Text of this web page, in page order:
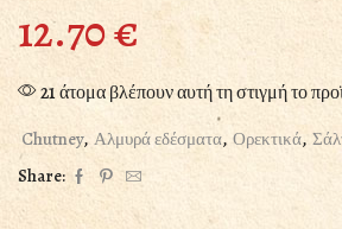
12.70€
21 άτομα βλέπουν αυτή τη στιγμή το
Chutney, Αλμυρά εδέσματα, Ορεκτικά,
Share: